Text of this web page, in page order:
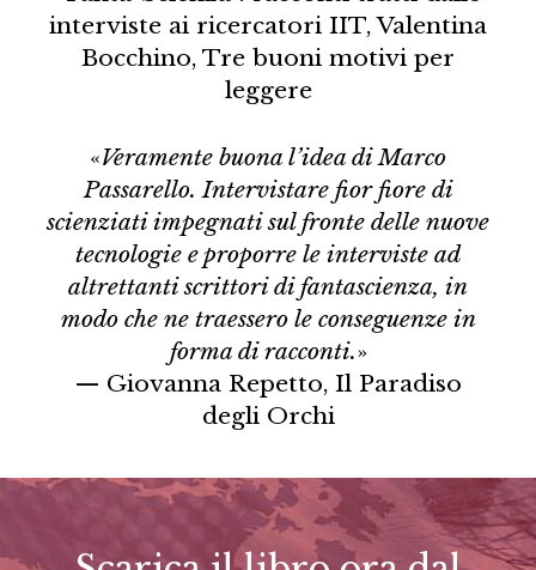
interviste ai ricercatori IIT, Valentina
Bocchino, Tre buoni motivi per
leggere
«Veramente buona l’idea di Marco
Passarello. Intervistare fior fiore di
scienziati impegnati sul fronte delle nuove
tecnologie e proporre le interviste ad
altrettanti scrittori di fantascienza, in
modo che ne traessero le conseguenze in
forma di racconti.»
— Giovanna Repetto, Il Paradiso
degli Orchi